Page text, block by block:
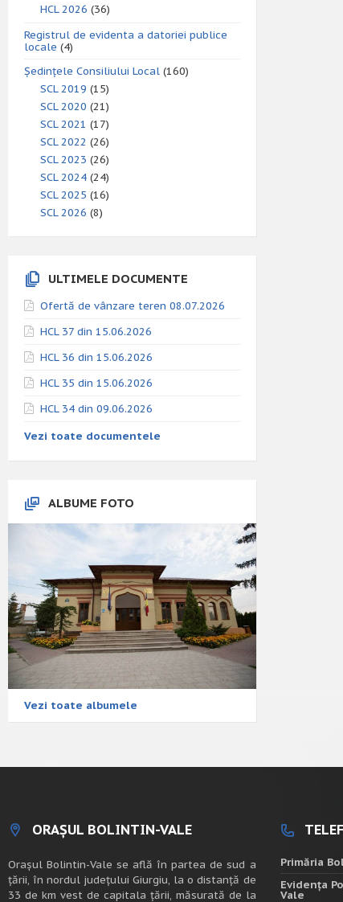
HCL 2026 (36)
Registrul de evidenta a datoriei publice
locale (4)
Ședințele Consiliului Local (160)
SCL 2019 (15)
SCL 2020 (21)
SCL 2021 (17)
SCL 2022 (26)
SCL 2023 (26)
SCL 2024 (24)
SCL 2025 (16)
SCL 2026 (8)
ULTIMELE DOCUMENTE
Ofertă de vânzare teren 08.07.2026
HCL 37 din 15.06.2026
HCL 36 din 15.06.2026
HCL 35 din 15.06.2026
HCL 34 din 09.06.2026
Vezi toate documentele
ALBUME FOTO
Vezi toate albumele
ORAȘUL BOLINTIN-VALE
Oraşul Bolintin-Vale se află în partea de sud a
ţării, în nordul judeţului Giurgiu, la o distanţă de
33 de km vest de capitala țării, măsurată de la
Primăria
Evidența
Vale